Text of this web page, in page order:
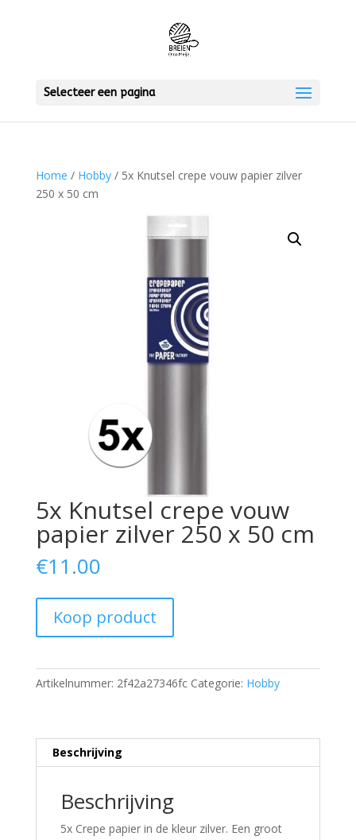
Selecteer een pagina
Home / Hobby/ 5x Knutsel crepe vouw papier zilver
250 x 50 cm
5x Knutsel crepe vouw
papier zilver 250 x 50 cm
€11.00
Koop product
Artikelnummer: 2f42a27346fc Categorie: Hobby
Beschrijving
Beschrijving
5x Crepe papier in de kleur zilver. Een groot